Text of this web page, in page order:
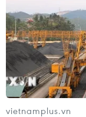
vietnamplus.vn